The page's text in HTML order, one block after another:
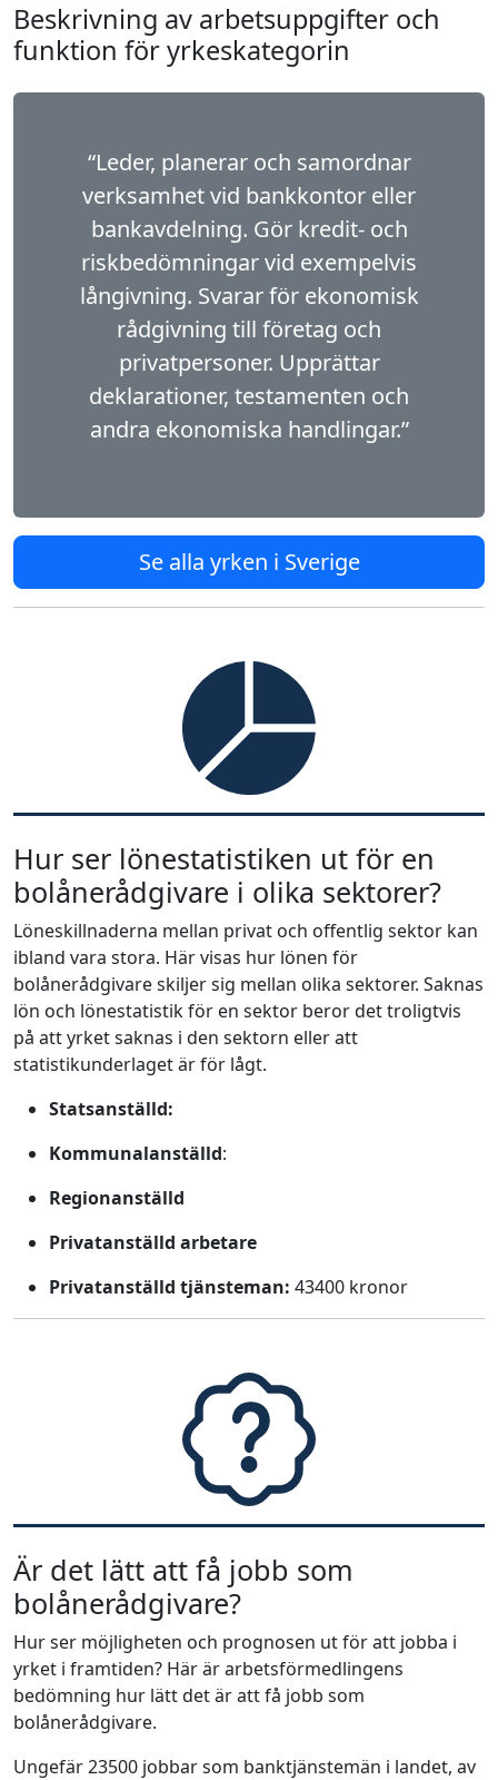
Beskrivning av arbetsuppgifter och
funktion för yrkeskategorin
“Leder, planerar och samordnar
verksamhet vid bankkontor eller
bankavdelning. Gör kredit- och
riskbedömningar vid exempelvis
långivning. Svarar för ekonomisk
rådgivning till företag och
privatpersoner. Upprättar
deklarationer, testamenten och
andra ekonomiska handlingar.”
Se alla yrken i Sverige
Hur ser lönestatistiken ut för en
bolånerådgivare i olika sektorer?
Löneskillnaderna mellan privat och offentlig sektor kan
ibland vara stora. Här visas hur lönen för
bolånerådgivare skiljer sig mellan olika sektorer. Saknas
lön och lönestatistik för en sektor beror det troligtvis
på att yrket saknas i den sektorn eller att
statistikunderlaget är för lågt.
Statsanställd:
Kommunalanställd:
Regionanställd
Privatanställd arbetare
Privatanställd tjänsteman: 43400 kronor
Är det lätt att få jobb som
bolånerådgivare?
Hur ser möjligheten och prognosen ut för att jobba i
yrket i framtiden? Här är arbetsförmedlingens
bedömning hur lätt det är att få jobb som
bolånerådgivare.
Ungefär 23500 jobbar som banktjänstemän i landet, av